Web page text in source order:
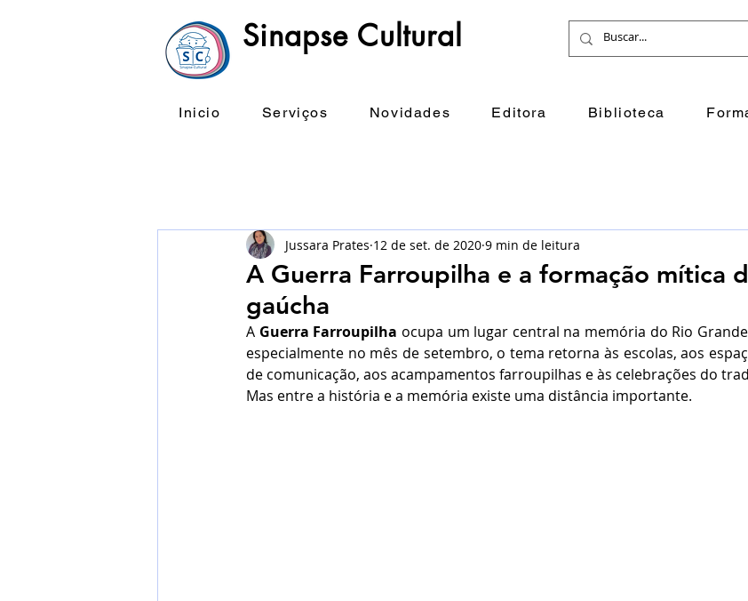
Sinapse Cultural
Inicio Serviços Novidades Editora Biblioteca
A Guerra Farroupilha e a formação mítica
gaúcha
Jussara Prates 12 de set. de 2020 9 min de leitura
A Guerra Farroupilha ocupa um lugar central na memória do Rio
especialmente no mês de setembro, o tema retorna às escolas, aos
de comunicação, aos acampamentos farroupilhas e às celebrações do
Mas entre a história e a memória existe uma distância importante.